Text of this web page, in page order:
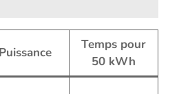
Puissance
Temps pour
50 kWh